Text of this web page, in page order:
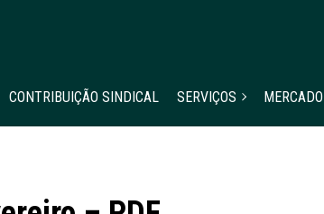
CONTRIBUIÇÃO SINDICAL SERVIÇOS MERCADO